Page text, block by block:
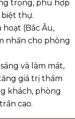
trọng, phù hợp
biệt thự.
hoạt (Bắc Âu,
nhấn cho phòng
và làm mát,
giá trị thẩm
khách, phòng
cao.